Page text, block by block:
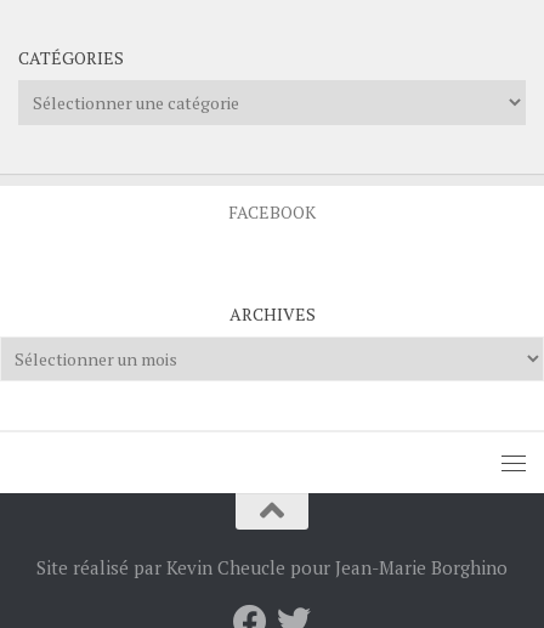
CATÉGORIES
Catégories
FACEBOOK
ARCHIVES
Archives
Site réalisé par Kevin Cheucle pour Jean-Marie Borghino